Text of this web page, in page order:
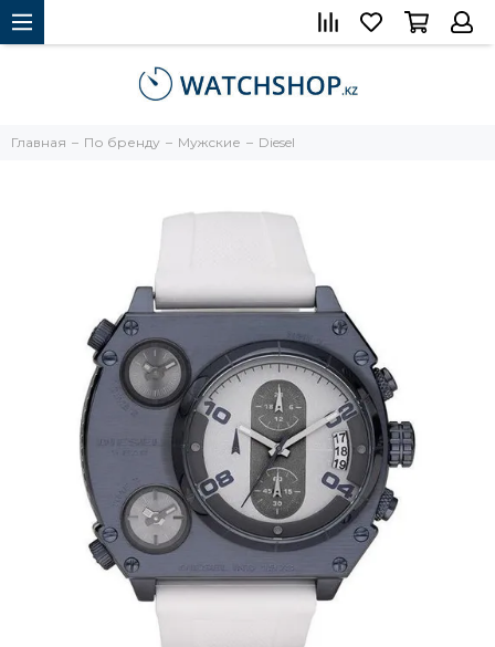
Главная По бренду Мужские Diesel